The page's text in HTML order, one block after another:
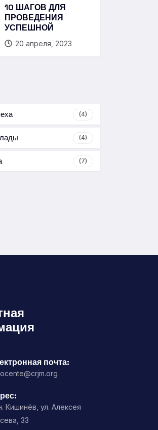
10 ШАГОВ ДЛЯ
ПРОВЕДЕНИЯ
УСПЕШНОЙ
20 апреля, 2023
(4)
(4)
(7)
почта:
Кишинёв, ул. Алексея
33